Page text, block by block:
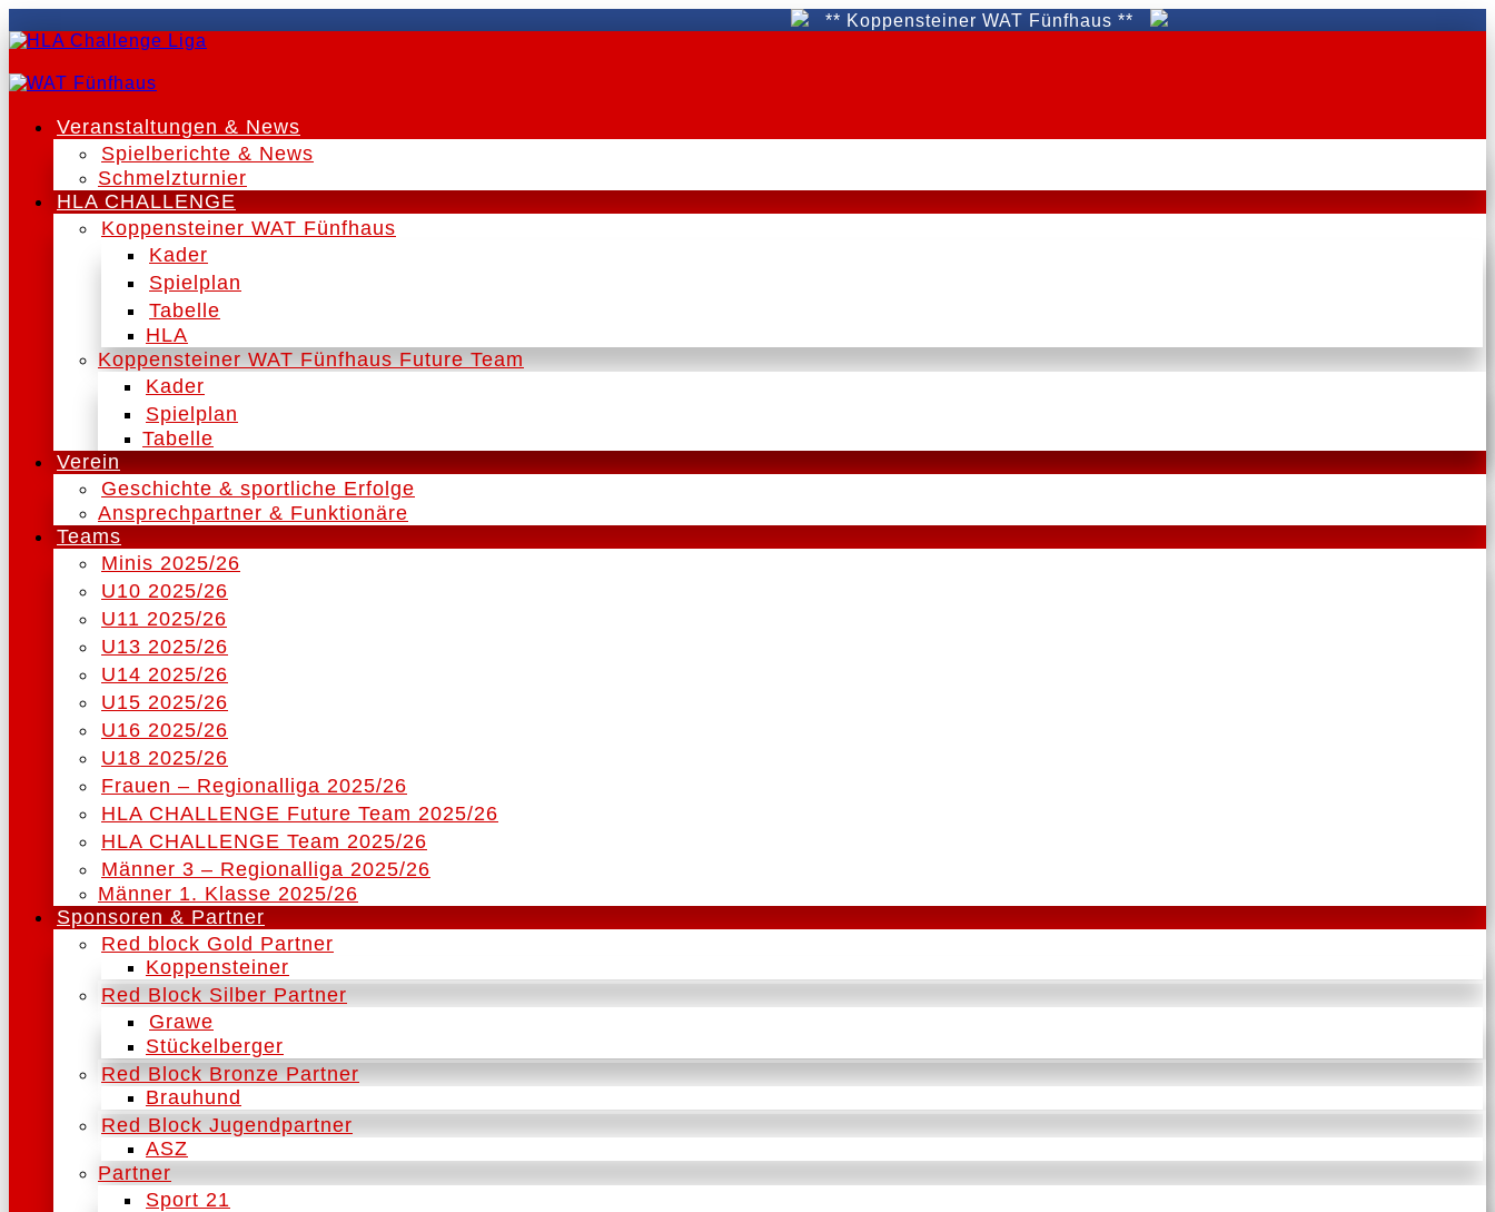
** Koppensteiner WAT Fünfhaus **
Veranstaltungen & News
Spielberichte & News
Schmelzturnier
HLA CHALLENGE
Koppensteiner WAT Fünfhaus
Kader
Spielplan
Tabelle
HLA
Koppensteiner WAT Fünfhaus Future Team
Kader
Spielplan
Tabelle
Verein
Geschichte & sportliche Erfolge
Ansprechpartner & Funktionäre
Teams
Minis 2025/26
U10 2025/26
U11 2025/26
U13 2025/26
U14 2025/26
U15 2025/26
U16 2025/26
U18 2025/26
Frauen – Regionalliga 2025/26
HLA CHALLENGE Future Team 2025/26
HLA CHALLENGE Team 2025/26
Männer 3 – Regionalliga 2025/26
Männer 1. Klasse 2025/26
Sponsoren & Partner
Red block Gold Partner
Koppensteiner
Red Block Silber Partner
Grawe
Stückelberger
Red Block Bronze Partner
Brauhund
Red Block Jugendpartner
ASZ
Partner
Sport 21